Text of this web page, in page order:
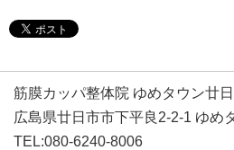
筋膜カッパ整体院 ゆめタウン廿
広島県廿日市市下平良2-2-1 ゆめ
TEL:080-6240-8006